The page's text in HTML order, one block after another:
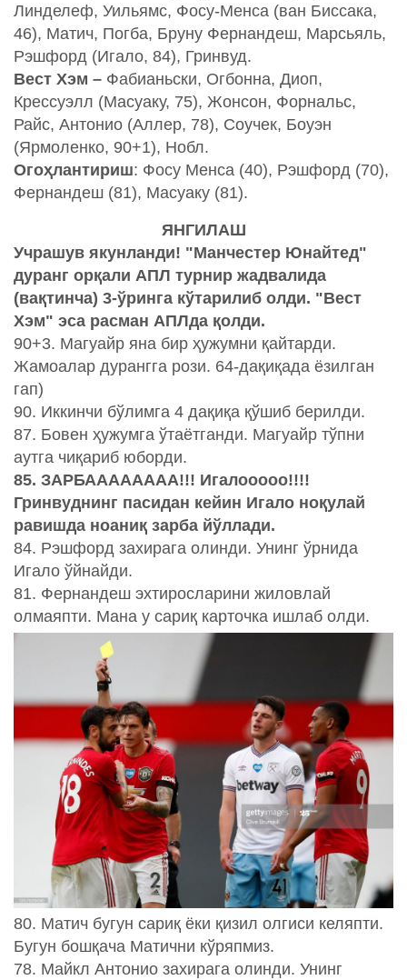
Линделеф, Уильямс, Фосу-Менса (ван Биссака,
46), Матич, Погба, Бруну Фернандеш, Марсьяль,
Рэшфорд (Игало, 84), Гринвуд.
Вест Хэм – Фабианьски, Огбонна, Диоп,
Крессуэлл (Масуаку, 75), Жонсон, Форнальс,
Райс, Антонио (Аллер, 78), Соучек, Боуэн
(Ярмоленко, 90+1), Нобл.
Огоҳлантириш: Фосу Менса (40), Рэшфорд (70),
Фернандеш (81), Масуаку (81).
ЯНГИЛАШ
Учрашув якунланди! "Манчестер Юнайтед"
дуранг орқали АПЛ турнир жадвалида
(вақтинча) 3-ўринга кўтарилиб олди. "Вест
Хэм" эса расман АПЛда қолди.
90+3. Магуайр яна бир ҳужумни қайтарди.
Жамоалар дурангга рози. 64-дақиқада ёзилган
гап)
90. Иккинчи бўлимга 4 дақиқа қўшиб берилди.
87. Бовен ҳужумга ўтаётганди. Магуайр тўпни
аутга чиқариб юборди.
85. ЗАРБАААААААА!!! Игалооооо!!!!
Гринвуднинг пасидан кейин Игало ноқулай
равишда ноаниқ зарба йўллади.
84. Рэшфорд захирага олинди. Унинг ўрнида
Игало ўйнайди.
81. Фернандеш эхтиросларини жиловлай
олмаяпти. Мана у сариқ карточка ишлаб олди.
80. Матич бугун сариқ ёки қизил олгиси келяпти.
Бугун бошқача Матични кўряпмиз.
78. Майкл Антонио захирага олинди. Унинг